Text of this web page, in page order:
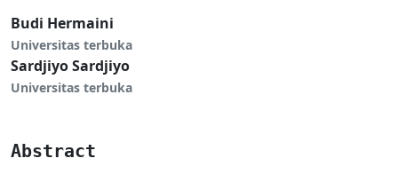
Budi Hermaini
Universitas terbuka
Sardjiyo Sardjiyo
Universitas terbuka
Abstract